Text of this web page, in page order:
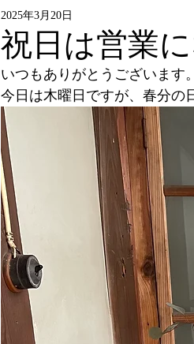
祝日は営業に
2025年3月20日
いつもありがとうございます。
今日は木曜日ですが、春分の